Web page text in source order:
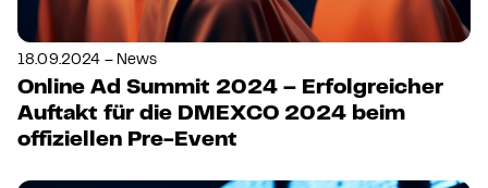
18.09.2024 – News
Online Ad Summit 2024 – Erfolgreicher
Auftakt für die DMEXCO 2024 beim
offiziellen Pre-Event